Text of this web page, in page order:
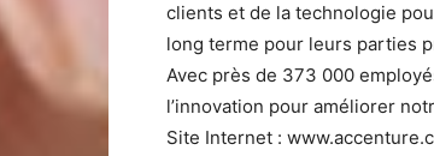
clients et de la technologie
long terme pour leurs parties
Avec près de 373 000
l’innovation pour améliorer
Site Internet :